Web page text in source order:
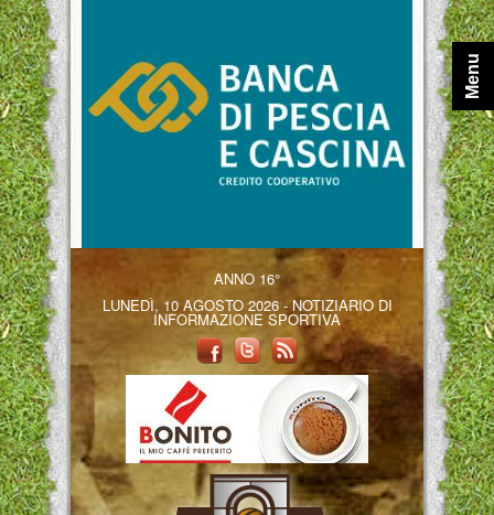
ANNO 16°
LUNEDÌ, 10 AGOSTO 2026 - NOTIZIARIO DI
INFORMAZIONE SPORTIVA
Menu